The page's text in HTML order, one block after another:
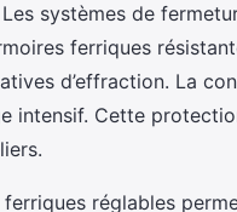
systèmes de
ferriques
d’effraction. La
intensif. Cette
ferriques réglables